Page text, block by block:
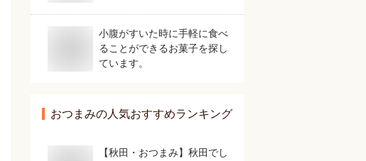
小腹がすいた時に手軽に食べ
ることができるお菓子を探し
ています。
おつまみの人気おすすめランキング
【秋田・おつまみ】秋田でし